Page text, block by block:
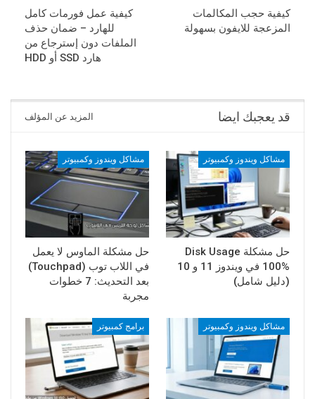
كيفية حجب المكالمات
المزعجة للايفون بسهولة
كيفية عمل فورمات كامل
للهارد – ضمان حذف
الملفات دون إسترجاع من
هارد SSD أو HDD
قد يعجبك ايضا المزيد عن المؤلف
مشاكل ويندوز وكمبيوتر
حل مشكلة Disk Usage
100% في ويندوز 11 و 10
(دليل شامل)
مشاكل ويندوز وكمبيوتر
حل مشكلة الماوس لا يعمل
في اللاب توب (Touchpad)
بعد التحديث: 7 خطوات
مجربة
مشاكل ويندوز وكمبيوتر برامج كمبيوتر